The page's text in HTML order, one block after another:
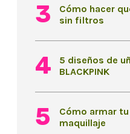
Cómo hacer
sin filtros
5 diseños de
BLACKPINK
Cómo armar
maquillaje